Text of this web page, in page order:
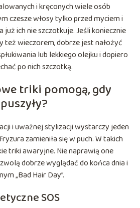
i kręconych wiele osób
czesze włosy tylko przed myciem i
już ich nie szczotkuje. Jeśli koniecznie
też wieczorem, dobrze jest nałożyć
lub lekkiego olejku i dopiero
po nich szczotką.
triki pomogą, gdy
i uważnej stylizacji wystarczy jeden
zamieniła się w puch. W takich
triki awaryjne. Nie naprawią one
dobrze wyglądać do końca dnia i
„Bad Hair Day”.
SOS